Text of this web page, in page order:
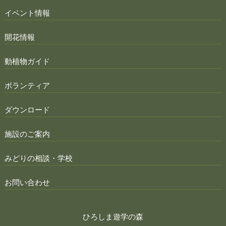
イベント情報
開花情報
動植物ガイド
ボランティア
ダウンロード
施設のご案内
みどりの相談・学校
お問い合わせ
ひろしま遊学の森